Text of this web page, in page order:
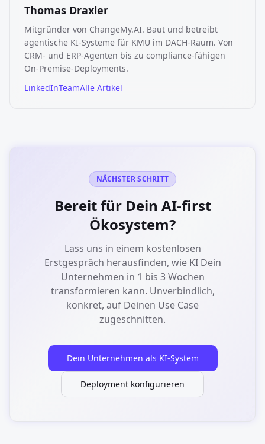
Thomas Draxler
Mitgründer von ChangeMy.AI. Baut und betreibt
agentische KI-Systeme für KMU im DACH-Raum. Von
CRM- und ERP-Agenten bis zu compliance-fähigen
On-Premise-Deployments.
LinkedInTeamAlle Artikel
NÄCHSTER SCHRITT
Bereit für Dein AI-first
Ökosystem?
Lass uns in einem kostenlosen
Erstgespräch herausfinden, wie KI Dein
Unternehmen in 1 bis 3 Wochen
transformieren kann. Unverbindlich,
konkret, auf Deinen Use Case
zugeschnitten.
Dein Unternehmen als KI-System
Deployment konfigurieren